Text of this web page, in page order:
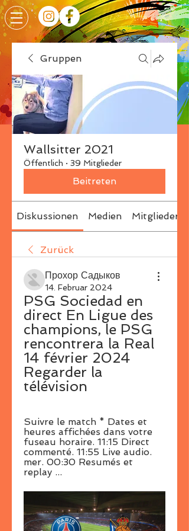
Gruppen
Wallsitter 2021
Öffentlich · 39 Mitglieder
Beitreten
Diskussionen Medien Mitglieder
Zurück
Прохор Садыков
14. Februar 2024
PSG Sociedad en
direct En Ligue des
champions, le PSG
rencontrera la Real
14 février 2024
Regarder la
télévision
Suivre le match * Dates et
heures affichées dans votre
fuseau horaire. 11:15 Direct
commenté. 11:55 Live audio.
mer. 00:30 Resumés et
replay ...